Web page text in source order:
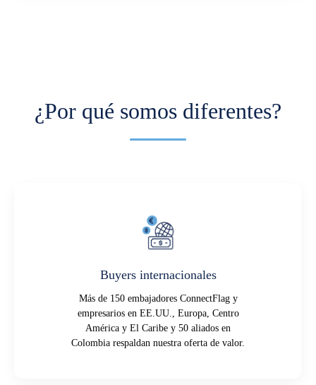
¿Por qué somos diferentes?
Buyers internacionales
Más de 150 embajadores ConnectFlag y
empresarios en EE.UU., Europa, Centro
América y El Caribe y 50 aliados en
Colombia respaldan nuestra oferta de valor.